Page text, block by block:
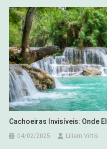
Cachoeiras Invisíveis: Onde
04/02/2025 Liliam Virtis